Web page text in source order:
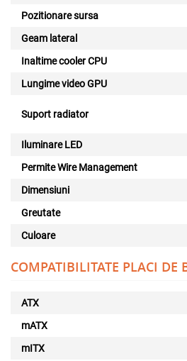
Pozitionare sursa
Geam lateral
Inaltime cooler CPU
Lungime video GPU
Suport radiator
Iluminare LED
Permite Wire Management
Dimensiuni
Greutate
Culoare
COMPATIBILITATE PLACI DE
ATX
mATX
mITX